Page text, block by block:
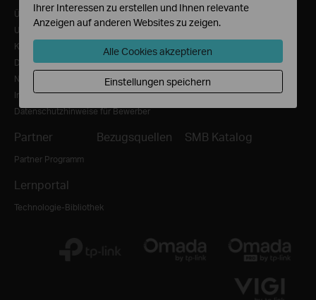
Über uns
Unternehmensprofil
Kontakt
Datenschutzhinweise
Nutzungsbedingungen
Impressum
Datenschutzhinweise für Bewerber
News/Presse
Sicherheitshinweis
Partner
Partner Programm
Bezugsquellen SMB Katalog
Lernportal
Technologie-Bibliothek
Ihrer Interessen zu erstellen und Ihnen relevante
Anzeigen auf anderen Websites zu zeigen.
Alle Cookies akzeptieren
Einstellungen speichern